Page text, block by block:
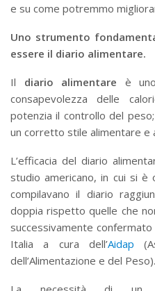
e su come potremmo
Uno strumento
essere il diario alimentare.
Il diario alimentare è
consapevolezza delle
potenzia il controllo del
un corretto stile alimentare e
L’efficacia del diario
studio americano, in cui si
compilavano il diario
doppia rispetto quelle che
successivamente
Italia a cura dell’Aidap
dell’Alimentazione e del Peso).